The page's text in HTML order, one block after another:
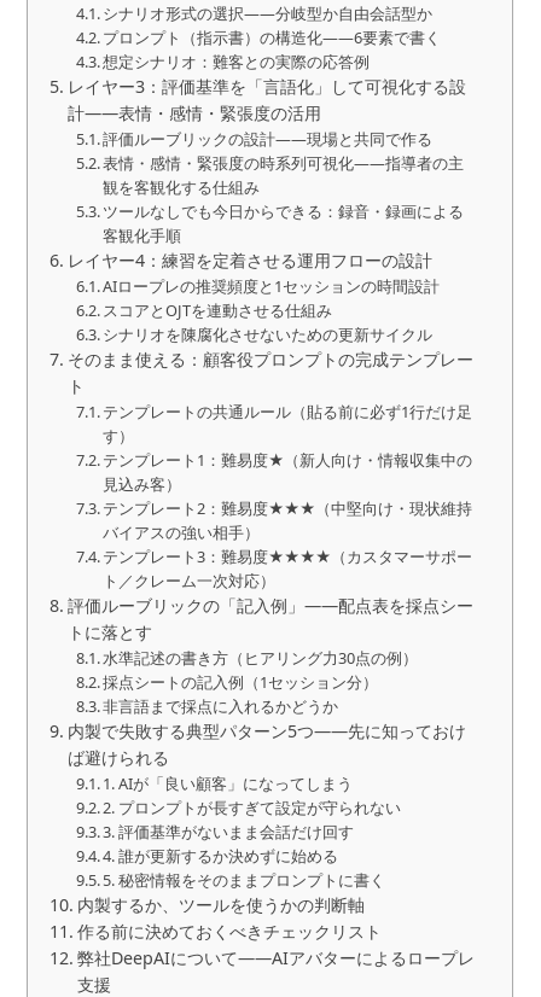
シナリオ形式の選択——分岐型か自由会話型か
プロンプト（指示書）の構造化——6要素で書く
想定シナリオ：難客との実際の応答例
レイヤー3：評価基準を「言語化」して可視化する設
計——表情・感情・緊張度の活用
評価ルーブリックの設計——現場と共同で作る
表情・感情・緊張度の時系列可視化——指導者の主
観を客観化する仕組み
ツールなしでも今日からできる：録音・録画による
客観化手順
レイヤー4：練習を定着させる運用フローの設計
AIロープレの推奨頻度と1セッションの時間設計
スコアとOJTを連動させる仕組み
シナリオを陳腐化させないための更新サイクル
そのまま使える：顧客役プロンプトの完成テンプレー
ト
テンプレートの共通ルール（貼る前に必ず1行だけ足
す）
テンプレート1：難易度★（新人向け・情報収集中の
見込み客）
テンプレート2：難易度★★★（中堅向け・現状維持
バイアスの強い相手）
テンプレート3：難易度★★★★（カスタマーサポー
ト／クレーム一次対応）
評価ルーブリックの「記入例」——配点表を採点シー
トに落とす
水準記述の書き方（ヒアリング力30点の例）
採点シートの記入例（1セッション分）
非言語まで採点に入れるかどうか
内製で失敗する典型パターン5つ——先に知っておけ
ば避けられる
1. AIが「良い顧客」になってしまう
2. プロンプトが長すぎて設定が守られない
3. 評価基準がないまま会話だけ回す
4. 誰が更新するか決めずに始める
5. 秘密情報をそのままプロンプトに書く
内製するか、ツールを使うかの判断軸
作る前に決めておくべきチェックリスト
弊社DeepAIについて——AIアバターによるロープレ
支援